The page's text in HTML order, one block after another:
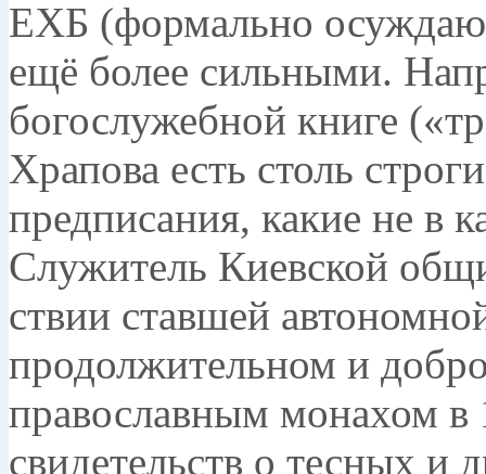
ЕХБ (формально
ещё более сильными.
богослужебной книге
Храпова есть столь
предписания, какие не в
Служитель Киев­ской
ствии ставшей
продолжительном и
право­славным монахом в
свидетельств о тесных и